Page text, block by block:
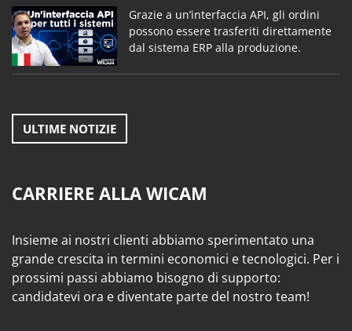
Grazie a un’interfaccia API, gli ordini
possono essere trasferiti direttamente
dal sistema ERP alla produzione.
ULTIME NOTIZIE
CARRIERE ALLA WICAM
Insieme ai nostri clienti abbiamo sperimentato una
grande crescita in termini economici e tecnologici. Per i
prossimi passi abbiamo bisogno di supporto:
candidatevi ora e diventate parte del nostro team!